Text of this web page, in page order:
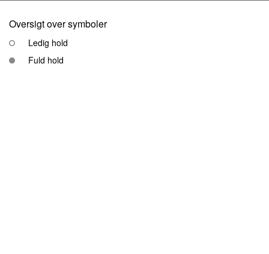
Oversigt over symboler
Ledig hold
Fuld hold